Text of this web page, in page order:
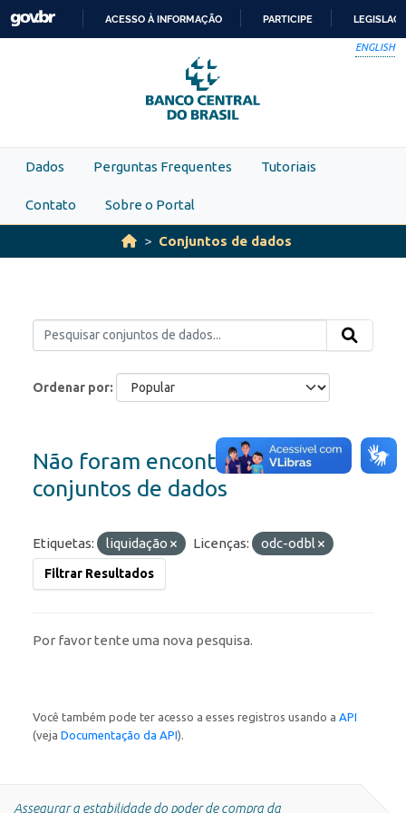
Skip to main content
PARA
O
CONTEÚDO
ACESSO À INFORMAÇÃO PARTICIPE
ENGLISH
Dados Perguntas Frequentes Tutoriais
Contato Sobre o Portal
Conjuntos de dados
Ordenar por
Não foram encontrados
conjuntos de dados
Etiquetas: liquidação Licenças: odc-odbl
Filtrar Resultados
Por favor tente uma nova pesquisa.
Você também pode ter acesso a esses registros usando a API
(veja Documentação da API).
Assegurar a estabilidade do poder de compra da